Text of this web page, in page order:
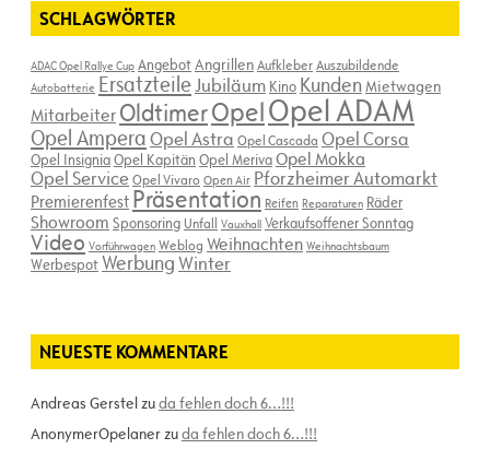
SCHLAGWÖRTER
ADAC Opel Rallye Cup AngebotAngrillenAufkleberAuszubildende
Autobatterie ErsatzteileJubiläum Kino KundenMietwagen
Mitarbeiter OldtimerOpelOpel ADAM
Opel AmperaOpel Astra Opel Cascada Opel Corsa
Opel InsigniaOpel Kapitän Opel MerivaOpel Mokka
Opel ServiceOpel Vivaro Open Air Pforzheimer Automarkt
Premierenfest Präsentation Reifen Reparaturen Räder
Showroom Sponsoring Unfall Vauxhall Verkaufsoffener Sonntag
Video Vorführwagen Weblog Weihnachten Weihnachtsbaum
WerbespotWerbungWinter
NEUESTE KOMMENTARE
Andreas Gerstelzuda fehlen doch 6…!!!
AnonymerOpelanerzuda fehlen doch 6…!!!